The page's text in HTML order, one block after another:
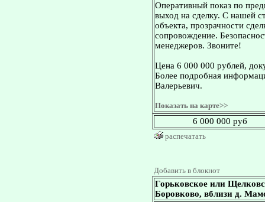
Оперативный показ по
выход на сделку. С нашей
объекта, прозрачности
сопровождение.
менеджеров. Звоните!
Цена 6 000 000 рублей,
Более подробная
Валерьевич.
Показать на карте>>
6 000 000 руб
распечатать
Добавить в блокнот
Горьковское или
Боровково, вблизи д.